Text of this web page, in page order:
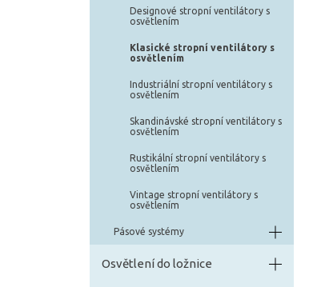
Designové stropní ventilátory s
osvětlením
Klasické stropní ventilátory s
osvětlením
Industriální stropní ventilátory s
osvětlením
Skandinávské stropní ventilátory s
osvětlením
Rustikální stropní ventilátory s
osvětlením
Vintage stropní ventilátory s
osvětlením
Pásové systémy
Osvětlení do ložnice